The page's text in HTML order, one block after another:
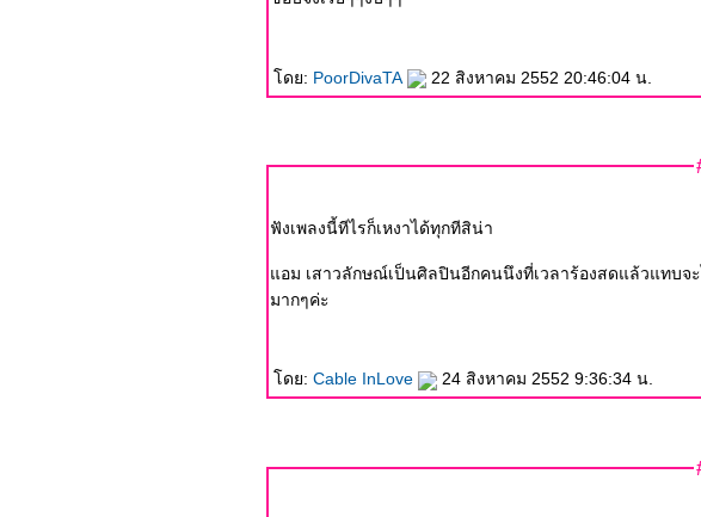
ดย: PoorDivaTA 22 สิงหาคม 2552 20:46:04 น.
ฟังเพลงนี้ทีไรก็เหงาได้ทุกทีสิน่า
อม เสาวลักษณ์เป็นศิลปินอีกคนนึงที่เวลาร้องสดแล้วแทบจะ
มากๆค่ะ
ดย: Cable InLove 24 สิงหาคม 2552 9:36:34 น.